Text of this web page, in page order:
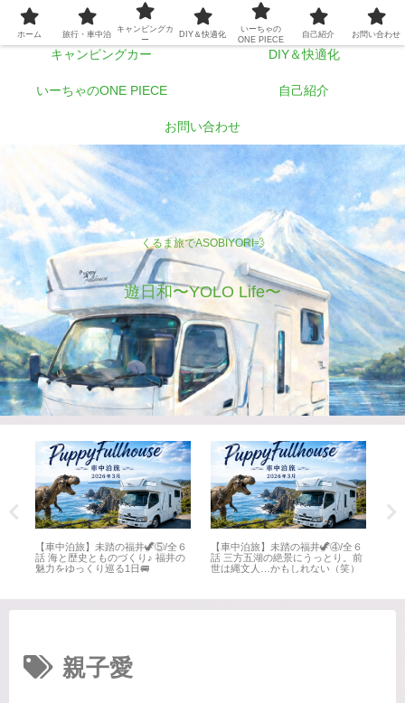
くるま旅でASOBIYORI💨
遊日和〜YOLO Life〜
ホーム 旅行・車中泊
キャンピングカー DIY＆快適化
いーちゃのONE PIECE 自己紹介
お問い合わせ
【車中泊旅】未踏の福井🦖⑤/全６
話 海と歴史とものづくり♪ 福井の
魅力をゆっくり巡る1日🚐
【車中泊旅】未踏の福井🦖④/全６
話 三方五湖の絶景にうっとり。前
世は縄文人…かもしれない（笑）
親子愛
ホーム 旅行・車中泊
キャンピングカ
ー
DIY＆快適化
いーちゃの
ONE PIECE
自己紹介 お問い合わせ